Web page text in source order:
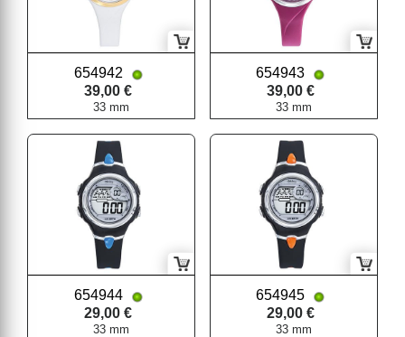
654942
39,00 €
33 mm
654943
39,00 €
33 mm
654944
29,00 €
33 mm
654945
29,00 €
33 mm